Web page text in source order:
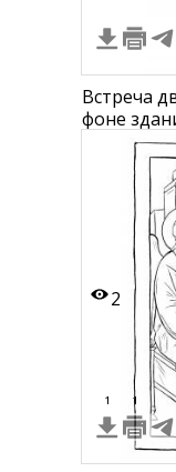
Встреча
фоне
двое
рядом
2
1 1